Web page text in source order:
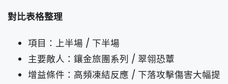
對比表格整理
項目：上半場 / 下半場
主要敵人：鑲金旅團系列 / 翠翎恐蕈
增益條件：高頻凍結反應 / 下落攻擊傷害大幅提